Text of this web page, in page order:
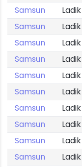
Samsun
Ladik
Samsun
Ladik
Samsun
Ladik
Samsun
Ladik
Samsun
Ladik
Samsun
Ladik
Samsun
Ladik
Samsun
Ladik
Samsun
Ladik
Samsun
Ladik